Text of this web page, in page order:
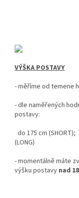
VÝŠKA POSTAVY
- měříme od temene
-dle naměřených
postavy:
do 175 cm (SHORT);
(LONG)
-momentálně máte
výšku postavy nad